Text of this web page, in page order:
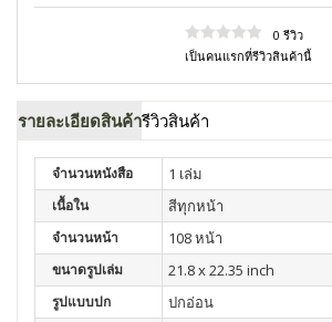
0 รีวิว
เป็นคนแรกที่รีวิวสินค้านี้
รายละเอียดสินค้ารีวิวสินค้า
จำนวนหนังสือ 1 เล่ม
เนื้อใน สีทุกหน้า
จำนวนหน้า 108 หน้า
ขนาดรูปเล่ม 21.8 x 22.35 inch
รูปแบบปก ปกอ่อน